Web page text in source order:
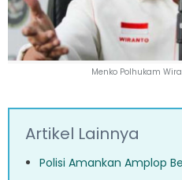
Menko Polhukam
Artikel Lainnya
Polisi Amankan Amplop